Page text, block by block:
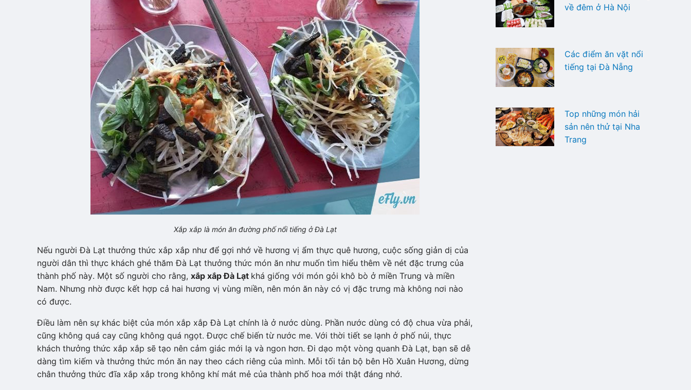
Xắp xắp là món ăn đường phố nổi tiếng ở Đà Lạt
Nếu người Đà Lạt thưởng thức xắp xắp như để gợi nhớ về hương vị ẩm thực quê hương, cuộc sống giản dị của
người dân thì thực khách ghé thăm Đà Lạt thưởng thức món ăn như muốn tìm hiểu thêm về nét đặc trưng của
thành phố này. Một số người cho rằng, xắp xắp Đà Lạt khá giống với món gỏi khô bò ở miền Trung và miền
Nam. Nhưng nhờ được kết hợp cả hai hương vị vùng miền, nên món ăn này có vị đặc trưng mà không nơi nào
có được.
Điều làm nên sự khác biệt của món xắp xắp Đà Lạt chính là ở nước dùng. Phần nước dùng có độ chua vừa phải,
cũng không quá cay cũng không quá ngọt. Được chế biến từ nước me. Với thời tiết se lạnh ở phố núi, thực
khách thưởng thức xắp xắp sẽ tạo nên cảm giác mới lạ và ngon hơn. Đi dạo một vòng quanh Đà Lạt, bạn sẽ dễ
dàng tìm kiếm và thưởng thức món ăn nay theo cách riêng của mình. Mỗi tối tản bộ bên Hồ Xuân Hương, dừng
chân thưởng thức đĩa xắp xắp trong không khí mát mẻ của thành phố hoa mới thật đáng nhớ.
về đêm ở Hà Nội
Các điểm ăn vặt nổi
tiếng tại Đà Nẵng
Top những món hải
sản nên thử tại Nha
Trang